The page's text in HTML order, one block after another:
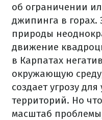
об ограничении
джипинга в горах.
природы
движение
в Карпатах
окружающую
создает угрозу
территорий. Но
масштаб